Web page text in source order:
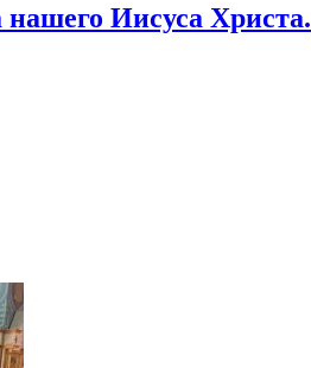
Иисуса Христа.